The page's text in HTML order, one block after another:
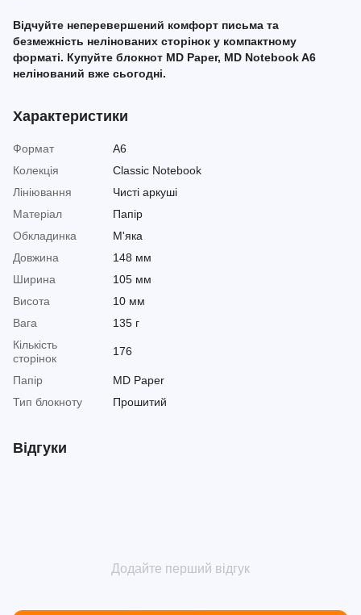
Відчуйте неперевершений комфорт письма та
безмежність нелінованих сторінок у компактному
форматі. Купуйте блокнот MD Paper, MD Notebook A6
нелінований вже сьогодні.
Характеристики
Формат
A6
Колекція
Classic Notebook
Лініювання
Чисті аркуші
Матеріал
Папір
Обкладинка
М'яка
Довжина
148 мм
Ширина
105 мм
Висота
10 мм
Вага
135 г
Кількість
сторінок
176
Папір
MD Paper
Тип блокноту
Прошитий
Відгуки
Додайте перший відгук